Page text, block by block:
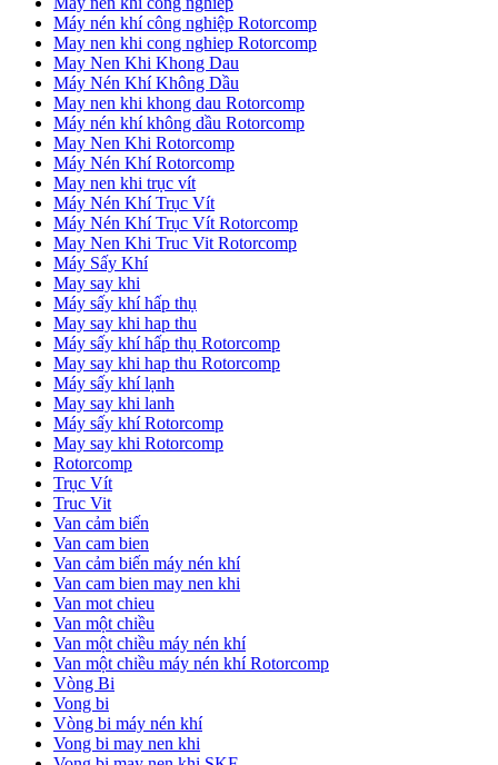
Máy nén khí công nghiệp Rotorcomp
May nen khi cong nghiep Rotorcomp
May Nen Khi Khong Dau
Máy Nén Khí Không Dầu
May nen khi khong dau Rotorcomp
Máy nén khí không dầu Rotorcomp
May Nen Khi Rotorcomp
Máy Nén Khí Rotorcomp
May nen khi trục vít
Máy Nén Khí Trục Vít
Máy Nén Khí Trục Vít Rotorcomp
May Nen Khi Truc Vit Rotorcomp
Máy Sấy Khí
May say khi
Máy sấy khí hấp thụ
May say khi hap thu
Máy sấy khí hấp thụ Rotorcomp
May say khi hap thu Rotorcomp
Máy sấy khí lạnh
May say khi lanh
Máy sấy khí Rotorcomp
May say khi Rotorcomp
Rotorcomp
Trục Vít
Truc Vit
Van cảm biến
Van cam bien
Van cảm biến máy nén khí
Van cam bien may nen khi
Van mot chieu
Van một chiều
Van một chiều máy nén khí
Van một chiều máy nén khí Rotorcomp
Vòng Bi
Vong bi
Vòng bi máy nén khí
Vong bi may nen khi